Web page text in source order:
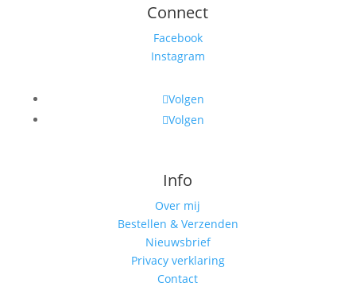
Connect
Facebook
Instagram
Volgen
Volgen
Info
Over mij
Bestellen & Verzenden
Nieuwsbrief
Privacy verklaring
Contact